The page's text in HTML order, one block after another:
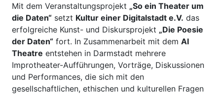
Mit dem Veranstaltungsprojekt „So ein Theater um
die Daten“ setzt Kultur einer Digitalstadt e.V. das
erfolgreiche Kunst- und Diskursprojekt „Die Poesie
der Daten“ fort. In Zusammenarbeit mit dem AI
Theatre entstehen in Darmstadt mehrere
Improtheater-Aufführungen, Vorträge, Diskussionen
und Performances, die sich mit den
gesellschaftlichen, ethischen und kulturellen Fragen